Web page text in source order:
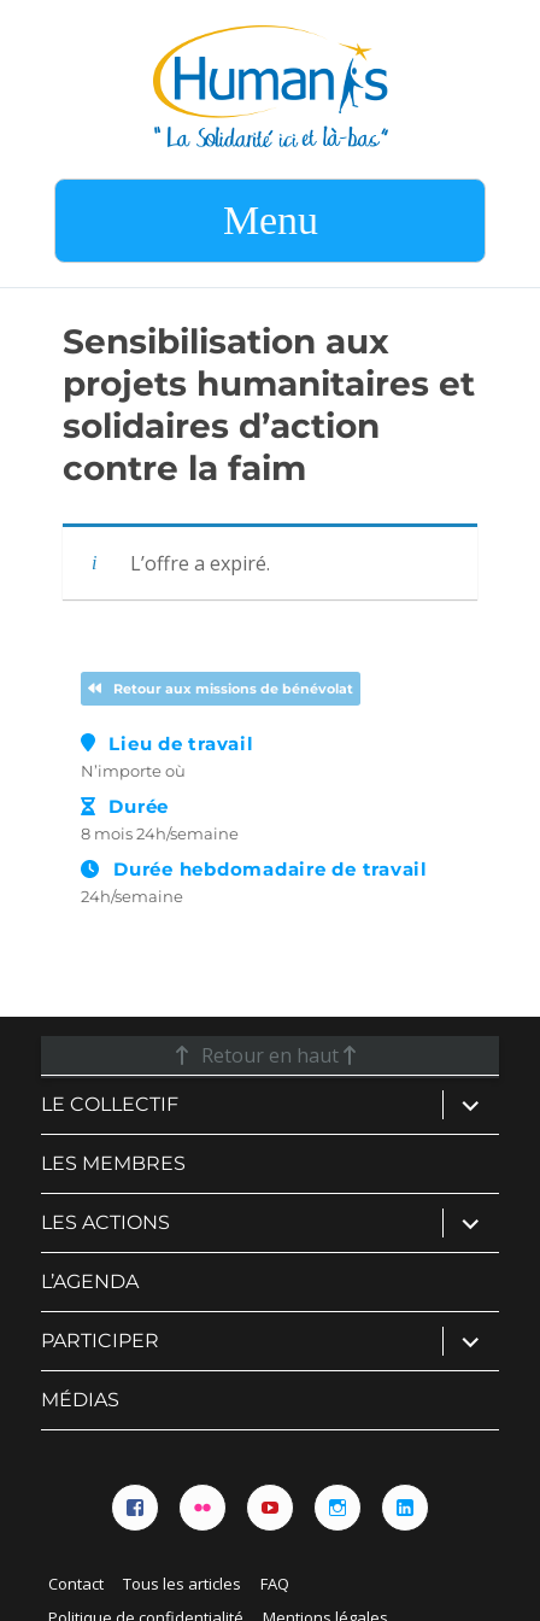
Menu
Sensibilisation aux
projets humanitaires et
solidaires d’action
contre la faim
L’offre a expiré.
Retour aux missions de bénévolat
Lieu de travail
N’importe où
Durée
8 mois 24h/semaine
Durée hebdomadaire de travail
24h/semaine
Retour en haut
LE COLLECTIF ouvrir
le
sous-
LES MEMBRES
LES ACTIONS ouvrir
le
sous-
L’AGENDA
PARTICIPER ouvrir
le
sous-
MÉDIAS
Contact Tous les articles
FAQ